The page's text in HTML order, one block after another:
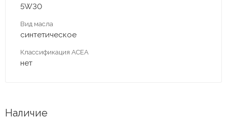
5W30
Вид масла
синтетическое
Классификация ACEA
нет
Наличие